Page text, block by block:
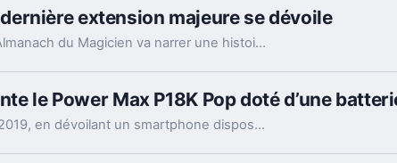
extension majeure se dévoile
Le contenu additionnel La légende de l'Almanach du Magicien va narrer une histoire totalement inédite avec un clin d'oeil au premier opus de la licence Ni No Kuni.
le Power Max P18K Pop doté d’une
La marque Energizer a fait fort au MWC 2019, en dévoilant un smartphone disposant d'une énorme batterie de 18000mAh, par contre le Power Max P18K Pop a la taille d'une brique !